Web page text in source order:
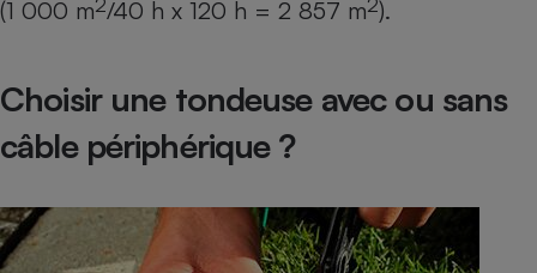
(1 000 m /40 h x 120 h = 2 857 m ).
Choisir une tondeuse avec ou sans
câble périphérique ?